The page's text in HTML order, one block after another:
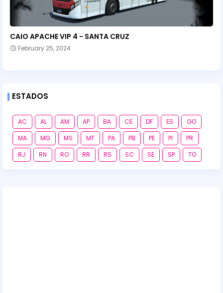
CAIO APACHE VIP 4 - SANTA CRUZ
February 25, 2024
ESTADOS
AC AL AM AP BA CE DF ES
GO
MA
MG MS MT PA PB PE PI
PR
RJ
RN RO RR RS SC SE SP TO